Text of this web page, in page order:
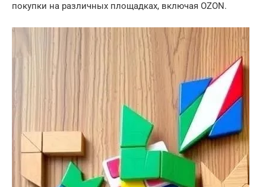
покупки на различных площадках, включая OZON.